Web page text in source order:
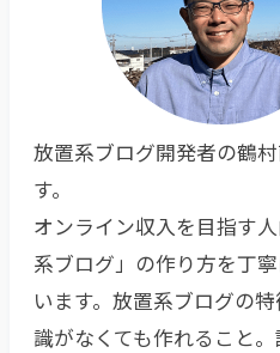
放置系ブログ開発者の鶴
す。
オンライン収入を目指す
系ブログ」の作り方を丁
います。放置系ブログの
識がなくても作れること